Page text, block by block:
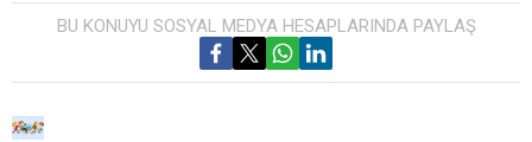
BU KONUYU SOSYAL MEDYA HESAPLARINDA PAYLAŞ